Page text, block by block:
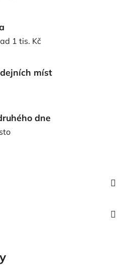
1 tis. Kč
míst
dne